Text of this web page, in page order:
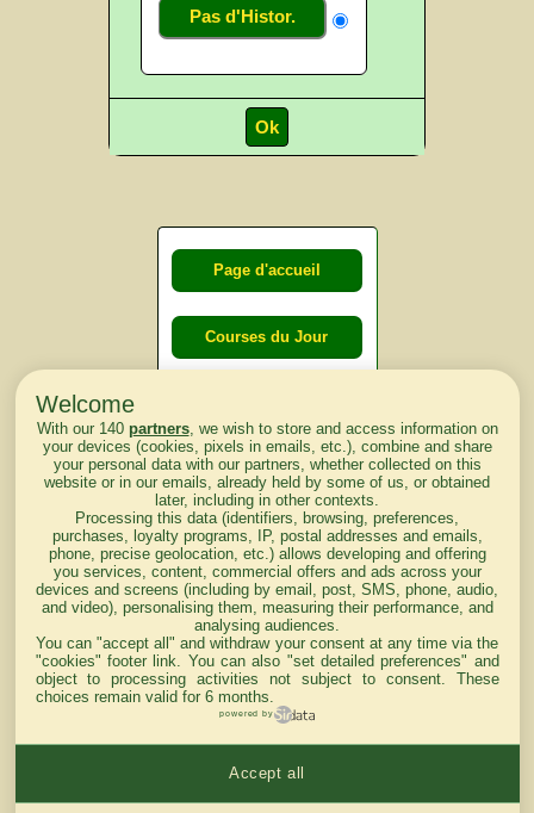
Pas d'Histor.
Page d'accueil
Courses du Jour
lendemain
Courses
d'aujourd'hui
Haut de Page
Mentions légales du site
Welcome
With our 140 partners, we wish to store and access information on
your devices (cookies, pixels in emails, etc.), combine and share
your personal data with our partners, whether collected on this
website or in our emails, already held by some of us, or obtained
later, including in other contexts.
Processing this data (identifiers, browsing, preferences,
purchases, loyalty programs, IP, postal addresses and emails,
phone, precise geolocation, etc.) allows developing and offering
you services, content, commercial offers and ads across your
devices and screens (including by email, post, SMS, phone, audio,
and video), personalising them, measuring their performance, and
analysing audiences.
You can "accept all" and withdraw your consent at any time via the
"cookies" footer link . You can also "set detailed preferences" and
object to processing activities not subject to consent. These
choices remain valid for 6 months.
powered by
Accept all